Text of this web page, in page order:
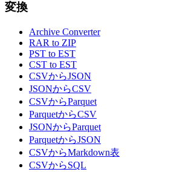
変換
Archive Converter
RAR to ZIP
PST to EST
CST to EST
CSVからJSON
JSONからCSV
CSVからParquet
ParquetからCSV
JSONからParquet
ParquetからJSON
CSVからMarkdown表
CSVからSQL